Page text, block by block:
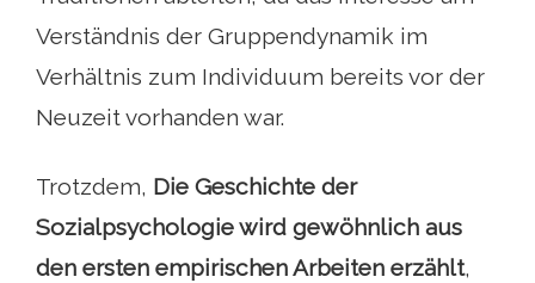
Verständnis der Gruppendynamik im
Verhältnis zum Individuum bereits vor der
Neuzeit vorhanden war.
Trotzdem, Die Geschichte der
Sozialpsychologie wird gewöhnlich aus
den ersten empirischen Arbeiten erzählt,